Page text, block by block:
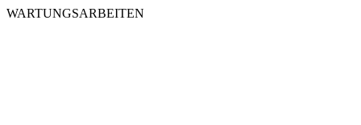
WARTUNGSARBEITEN